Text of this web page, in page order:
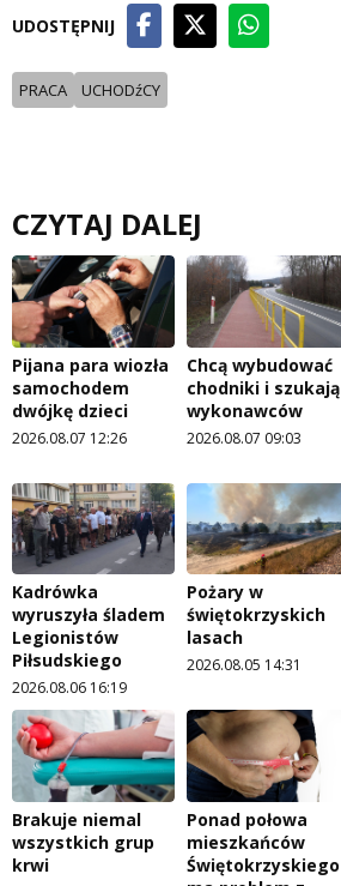
UDOSTĘPNIJ
PRACA UCHODźCY
CZYTAJ DALEJ
Pijana para wiozła
samochodem
dwójkę dzieci
2026.08.07 12:26
Chcą wybudować
chodniki i szukają
wykonawców
2026.08.07 09:03
Kadrówka
wyruszyła śladem
Legionistów
Piłsudskiego
2026.08.06 16:19
Pożary w
świętokrzyskich
lasach
2026.08.05 14:31
Brakuje niemal
wszystkich grup
krwi
Ponad połowa
mieszkańców
Świętokrzyskiego